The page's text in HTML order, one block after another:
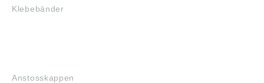
Klebebänder
Anstosskappen